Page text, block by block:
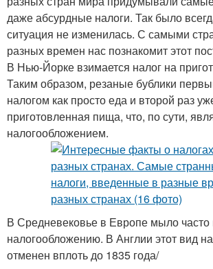
даже абсурдные налоги. Так было
ситуация не изменилась. С самыми
разных времен нас познакомит этот
В Нью-Йорке взимается налог на
Таким образом, резаные бублики
налогом как просто еда и второй раз
приготовленная пища, что, по сути,
налогообложением.
В Средневековье в Европе мыло
налогообложению. В Англии этот вид
отменен вплоть до 1835 года/